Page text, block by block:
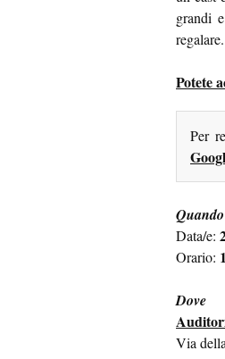
grandi
regalare.
Potete
Per
Quando
Data/e:
Orario:
Dove
Via